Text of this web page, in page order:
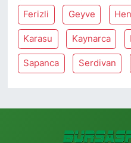
Ferizli Geyve
Karasu Kaynarca
Sapanca Serdivan